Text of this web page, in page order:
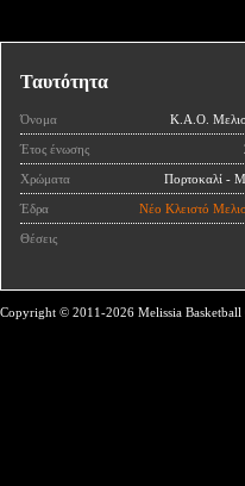
Ταυτότητα
Όνομα Κ.Α.Ο.
Έτος ένωσης
Χρώματα Πορτοκαλί -
Έδρα Νέο Κλειστό
Θέσεις
Copyright © 2011-2026 Melissia Basketball